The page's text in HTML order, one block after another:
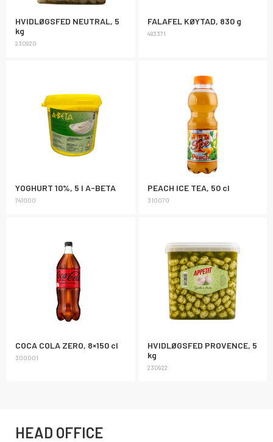
HVIDLØGSFED NEUTRAL, 5
kg
230920
FALAFEL KØYTAD, 830 g
483371
YOGHURT 10%, 5 l A-BETA
741000
PEACH ICE TEA, 50 cl
310070
COCA COLA ZERO, 8×150 cl
300001
HVIDLØGSFED PROVENCE, 5
kg
230922
HEAD OFFICE